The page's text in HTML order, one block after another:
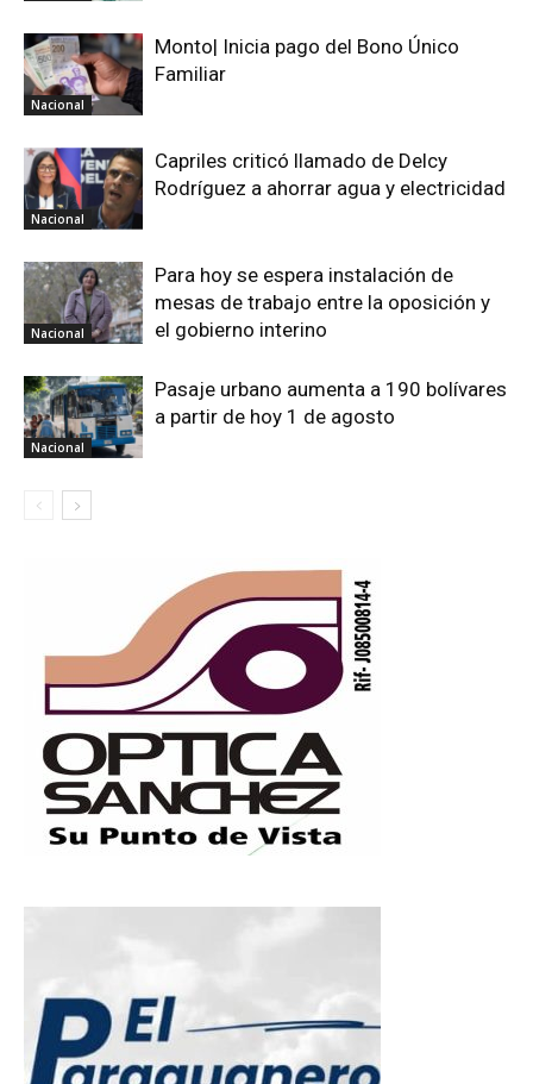
Nacional
Monto| Inicia pago del Bono Único
Familiar
Nacional
Capriles criticó llamado de Delcy
Rodríguez a ahorrar agua y electricidad
Nacional
Para hoy se espera instalación de
mesas de trabajo entre la oposición y
el gobierno interino
Nacional
Pasaje urbano aumenta a 190 bolívares
a partir de hoy 1 de agosto